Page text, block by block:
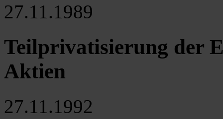
27.11.1989
Teilprivatisierung der
Aktien
27.11.1992